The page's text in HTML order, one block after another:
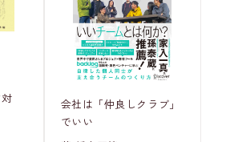
会社は「仲良しクラブ」
でいい